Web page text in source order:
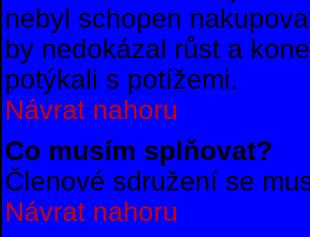
nebyl schopen
by nedokázal růst a
potýkali s potížemi.
Návrat nahoru
Co musím splňovat?
Členové sdružení se
Návrat nahoru